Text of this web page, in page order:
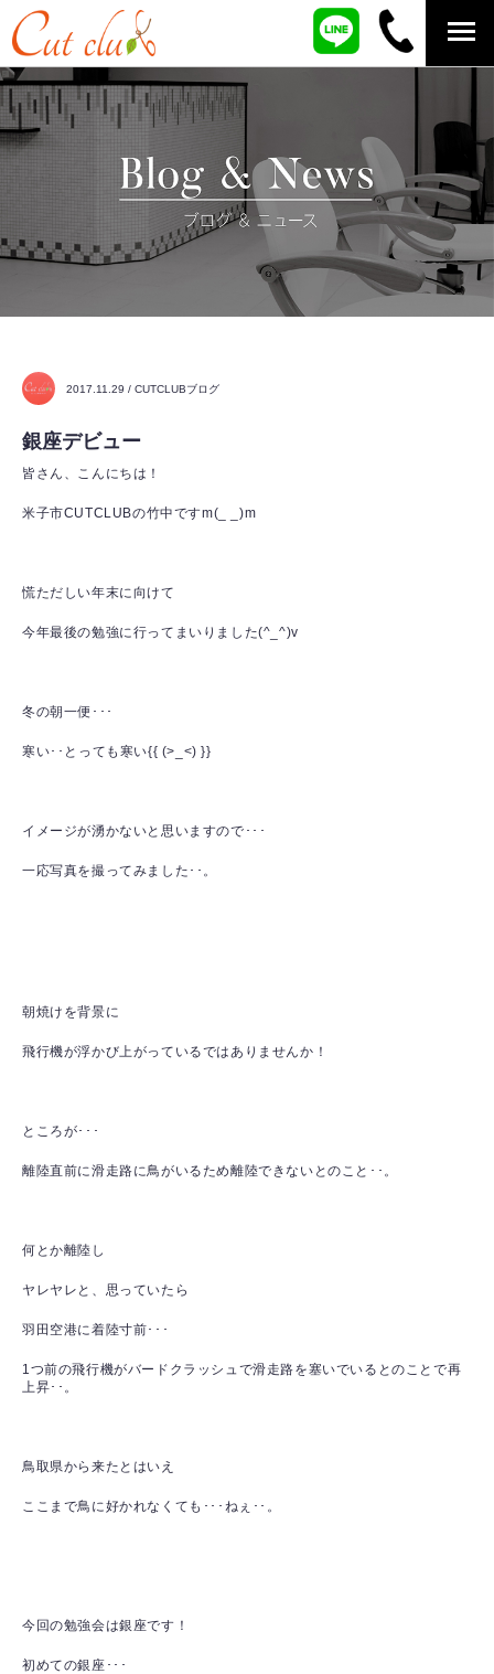
2017.11.29 / CUTCLUBブログ
銀座デビュー
皆さん、こんにちは！
米子市CUTCLUBの竹中ですm(_ _)m
慌ただしい年末に向けて
今年最後の勉強に行ってまいりました(^_^)v
冬の朝一便･･･
寒い･･とっても寒い{{ (>_<) }}
イメージが湧かないと思いますので･･･
一応写真を撮ってみました･･。
朝焼けを背景に
飛行機が浮かび上がっているではありませんか！
ところが･･･
離陸直前に滑走路に鳥がいるため離陸できないとのこと･･。
何とか離陸し
ヤレヤレと、思っていたら
羽田空港に着陸寸前･･･
1つ前の飛行機がバードクラッシュで滑走路を塞いでいるとのことで再
上昇･･。
鳥取県から来たとはいえ
ここまで鳥に好かれなくても･･･ねぇ･･。
今回の勉強会は銀座です！
初めての銀座･･･